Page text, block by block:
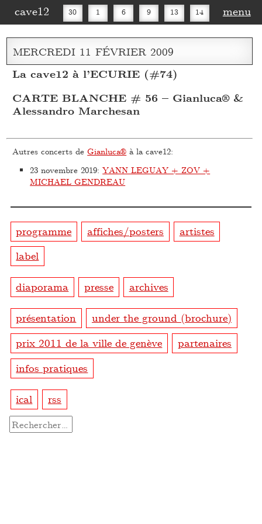
cave12 30 1 6 9 13 14
16 20 27 30
menu
MERCREDI 11 FÉVRIER 2009
La cave12 à l’ECURIE (#74)
CARTE BLANCHE # 56 – Gianluca® &
Alessandro Marchesan
Autres concerts deGianluca® à la cave12:
23 novembre 2019:YANN LEGUAY + ZOV +
MICHAEL GENDREAU
programme affiches/posters
artistes
label
diaporama presse archives
présentation
under the ground (brochure)
prix 2011 de la ville de genève
partenaires
infos pratiques
ical rss
Rechercher :